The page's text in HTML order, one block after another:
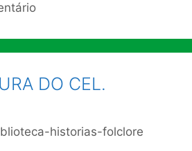
DO CEL.
historias-folclore